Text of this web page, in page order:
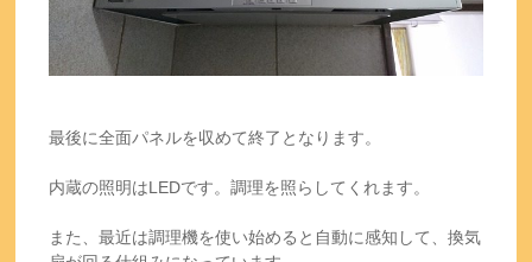
最後に全面パネルを収めて終了となります。
内蔵の照明はLEDです。調理を照らしてくれます。
また、最近は調理機を使い始めると自動に感知して、換気